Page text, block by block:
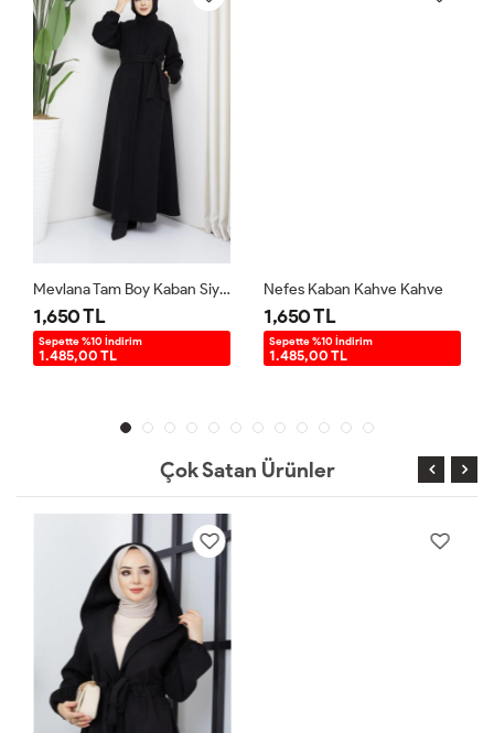
Mevlana Tam Boy Kaban Siyah Siyah
1,650 TL
Sepette %10 İndirim
1.485,00 TL
Nefes Kaban Kahve Kahve
1,650 TL
Sepette %10 İndirim
1.485,00 TL
Çok Satan Ürünler